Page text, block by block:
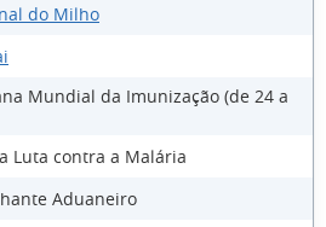
do Milho
Mundial da Imunização (de 24 a
Luta contra a Malária
Aduaneiro